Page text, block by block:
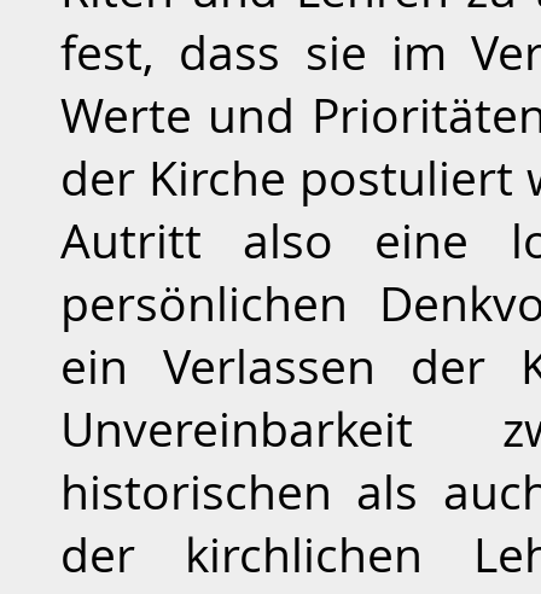
fest, dass sie im
Werte und
der Kirche postuliert
Autritt also eine
persönlichen
ein Verlassen der
Unvereinbarkeit
historischen als
der kirchlichen